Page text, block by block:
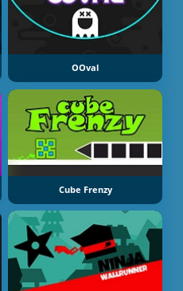
OOval
Cube Frenzy